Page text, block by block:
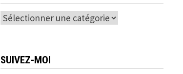
Catégories
SUIVEZ-MOI